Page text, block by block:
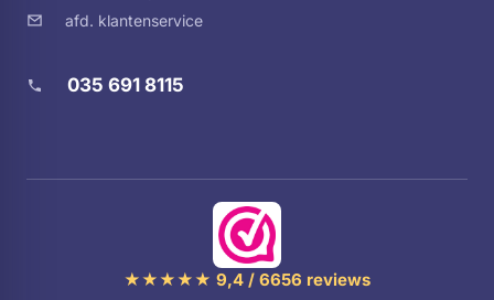
afd. klantenservice
035 691 8115
★★★★★ 9,4 / 6656 reviews